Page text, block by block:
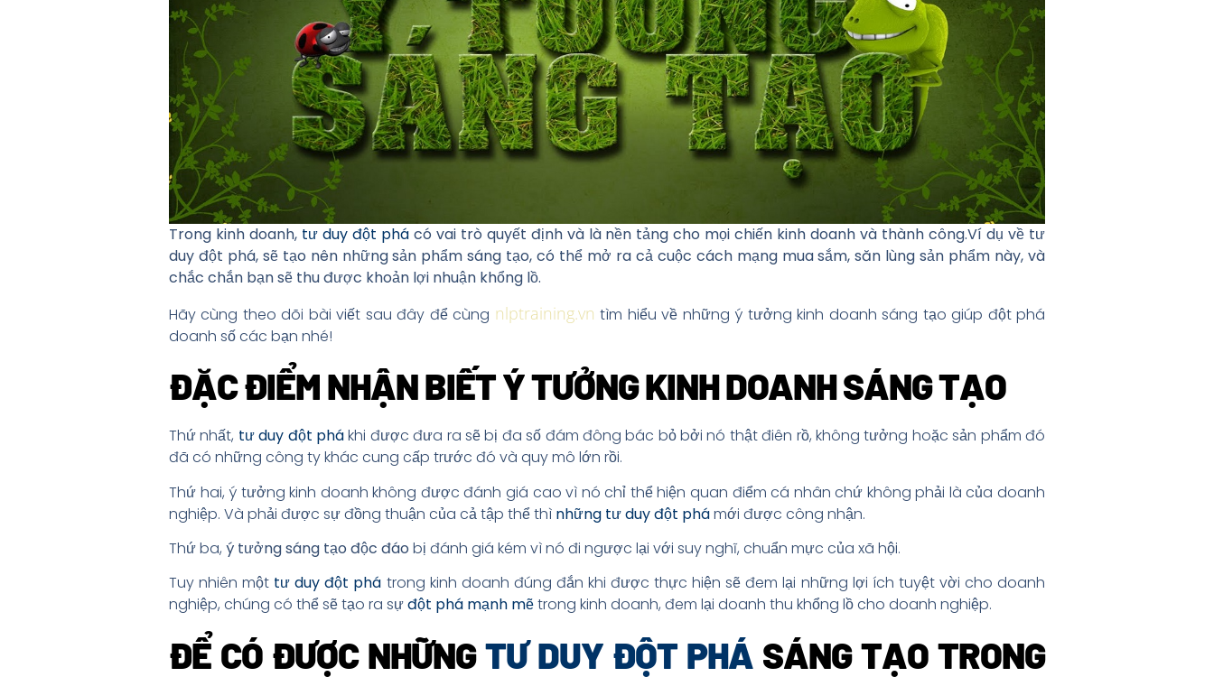
Trong kinh doanh, tư duy đột phácó vai trò quyết định và là nền tảng cho mọi chiến kinh doanh và thành công.Ví dụ về tư
duy đột phá, sẽ tạo nên những sản phẩm sáng tạo, có thể mở ra cả cuộc cách mạng mua sắm, săn lùng sản phẩm này, và
chắc chắn bạn sẽ thu được khoản lợi nhuận khổng lồ.
Hãy cùng theo dõi bài viết sau đây để cùng nlptraining.vn tìm hiểu về những ý tưởng kinh doanh sáng tạo giúp đột phá
doanh số các bạn nhé!
ĐẶC ĐIỂM NHẬN BIẾT Ý TƯỞNG KINH DOANH SÁNG TẠO
Thứ nhất, tư duy đột phákhi được đưa ra sẽ bị đa số đám đông bác bỏ bởi nó thật điên rồ, không tưởng hoặc sản phẩm đó
đã có những công ty khác cung cấp trước đó và quy mô lớn rồi.
Thứ hai, ý tưởng kinh doanh không được đánh giá cao vì nó chỉ thể hiện quan điểm cá nhân chứ không phải là của doanh
nghiệp. Và phải được sự đồng thuận của cả tập thể thì những tư duy đột phámới được công nhận.
Thứ ba, ý tưởng sáng tạo độc đáo bị đánh giá kém vì nó đi ngược lại với suy nghĩ, chuẩn mực của xã hội.
Tuy nhiên một tư duy đột phá trong kinh doanh đúng đắn khi được thực hiện sẽ đem lại những lợi ích tuyệt vời cho doanh
nghiệp, chúng có thể sẽ tạo ra sựđột phá mạnh mẽtrong kinh doanh, đem lại doanh thu khổng lồ cho doanh nghiệp.
ĐỂ CÓ ĐƯỢC NHỮNGTƯ DUY ĐỘT PHÁ SÁNG TẠO TRONG